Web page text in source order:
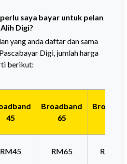
saya bayar untuk pelan
Digi?
yang anda daftar dan sama
Digi, jumlah harga
berikut:
45
Broadband
65
RM45 RM65 RM105